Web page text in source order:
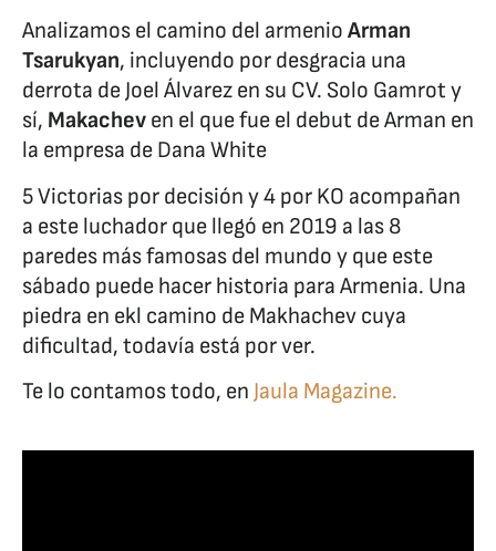
Analizamos el camino del armenio Arman
Tsarukyan, incluyendo por desgracia una
derrota de Joel Álvarez en su CV. Solo Gamrot y
sí, Makachev en el que fue el debut de Arman en
la empresa de Dana White
5 Victorias por decisión y 4 por KO acompañan
a este luchador que llegó en 2019 a las 8
paredes más famosas del mundo y que este
sábado puede hacer historia para Armenia. Una
piedra en ekl camino de Makhachev cuya
dificultad, todavía está por ver.
Te lo contamos todo, en Jaula Magazine.